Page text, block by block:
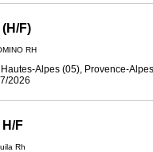
F)
RH
Alpes (05), Provence-
2026
F
Rh